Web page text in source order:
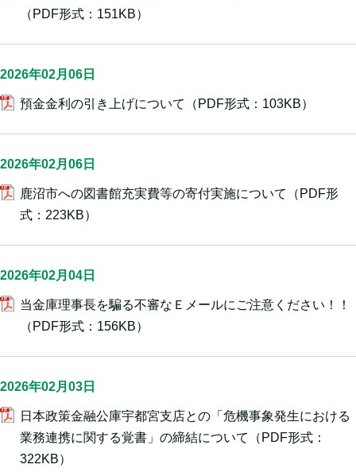
（PDF形式：151KB）
2026年02月06日
預金金利の引き上げについて （PDF形式：103KB）
2026年02月06日
鹿沼市への図書館充実費等の寄付実施について
（PDF形
式：223KB）
2026年02月04日
当金庫理事長を騙る不審なＥメールにご注意ください！！
（PDF形式：156KB）
2026年02月03日
日本政策金融公庫宇都宮支店との「危機事象発生における
業務連携に関する覚書」の締結について
（PDF形式：
322KB）